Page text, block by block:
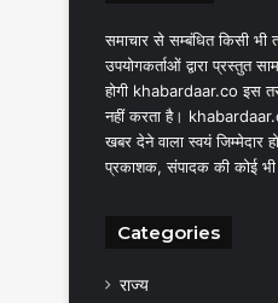
समाचार से सम्बंधित किसी
उपयोगकर्ताओं द्वारा प्रस्तुत
होगी khabardaar.co इस
नहीं करता है।
खबर देने वाला स्वयं
प्रकाशक, संपादक की कोई भी
Categories
राज्य